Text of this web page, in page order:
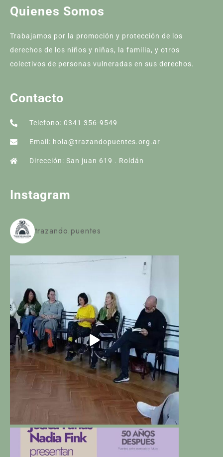
Quienes Somos
Trabajamos por la promoción y protección de los
derechos de los niños y niñas, la familia, y otros
colectivos de personas vulneradas en sus derechos.
Contacto
Telefono: 0341 356-9549
Email: hola@trazandopuentes.org.ar
Dirección: San juan 619 . Roldán
Instagram
trazando.puentes